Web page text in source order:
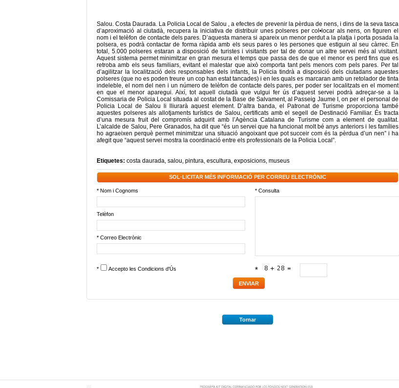
Salou. Costa Daurada. La Policia Local de Salou , a efectes de prevenir la pèrdua de nens, i dins de la seva tasca
d’aproximació al ciutadà, recupera la iniciativa de distribuir unes polseres per col•locar als nens, on figuren el
nom i el telèfon de contacte dels pares. D’aquesta manera si apareix un menor perdut a la platja i porta posada la
polsera, es podrà contactar de forma ràpida amb els seus pares o les persones que estiguin al seu càrrec. En
total, 5.000 polseres estaran a disposició de turistes i visitants per tal de donar un altre servei més al visitant.
Aquest sistema permet minimitzar en gran mesura el temps que passa des de que el menor es perd fins que es
retroba amb els seus familiars, evitant el malestar que això comporta tant pels menors com pels pares. Per tal
d’agilitzar la localització dels responsables dels infants, la Policia tindrà a disposició dels ciutadans aquestes
polseres (que no es poden treure un cop han estat tancades) i en les quals es marcaran amb un retolador de tinta
indeleble, el nom del nen i un número de telèfon de contacte dels pares, per poder ser localitzats en el moment
en que el menor aparegui. Així, tot aquell ciutadà que vulgui fer ús d’aquest servei podrà adreçar-se a la
Comissaria de Policia Local situada al costat de la Base de Salvament, al Passeig Jaume I, on per el personal de
Policia Local de Salou li lliurarà aquest element. D’altra banda, el Patronat de Turisme proporciona també
aquestes polseres als allotjaments turístics de Salou, certificats amb el segell de Destinació Familiar. És tracta
d’una mesura fruit del compromís adquirit amb l’Agència Catalana de Turisme com a element de qualitat.
L’alcalde de Salou, Pere Granados, ha dit que “és un servei que ha funcionat molt bé anys anteriors i les famílies
ho agraeixen perquè permet minimitzar una situació angoixant que pot succeir com és la pèrdua d’un nen” i ha
afegit que “aquest servei mostra la coordinació entre els professionals de la Policia Local”.
Etiquetes: costa daurada, salou, pintura, escultura, exposicions, museus
SOL·LICITAR MÉS INFORMACIÓ PER CORREU ELECTRÒNIC
* Nom i Cognoms * Consulta
Telèfon
* Correo Electrònic
* Accepto les Condicions d'Ús *
Tornar